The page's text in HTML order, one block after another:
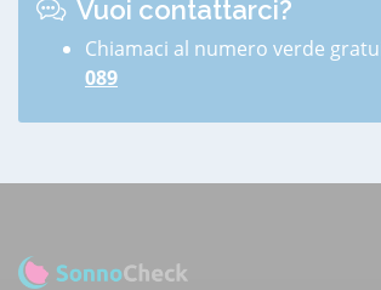
Vuoi contattarci?
Chiamaci al numero verde
089